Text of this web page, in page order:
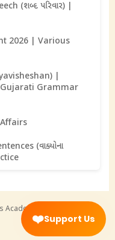
❤️Support Us
(શબ્દ પરિવાર) |
2026 | Various
|
| Gujarati Grammar
(વાક્યોના
Academy